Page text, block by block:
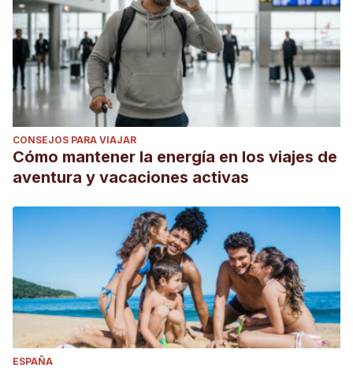
CONSEJOS PARA VIAJAR
Cómo mantener la energía en los viajes de
aventura y vacaciones activas
ESPAÑA